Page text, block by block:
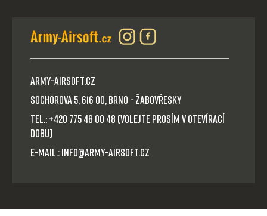
Army-Airsoft.cz
Sochorova 5, 616 00, Brno - Žabovřesky
Tel.: +420 775 48 00 48 (volejte prosím v otevírací
dobu)
E-mail.: info@army-airsoft.cz